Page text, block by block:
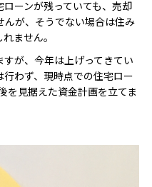
ーンが残っていても、売却
が、そうでない場合は住み
ません。
が、今年は上げってきてい
わず、現時点での住宅ロー
を見据えた資金計画を立てま